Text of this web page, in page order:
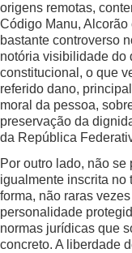
origens remotas,
Código Manu,
bastante controverso
notória visibilidade do
constitucional, o que
referido dano,
moral da pessoa,
preservação da
da República
Por outro lado, não
igualmente inscrita no
forma, não raras
personalidade
normas jurídicas que
concreto. A liberdade